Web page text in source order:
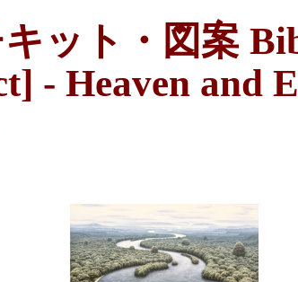
ット・図案
- Heaven and